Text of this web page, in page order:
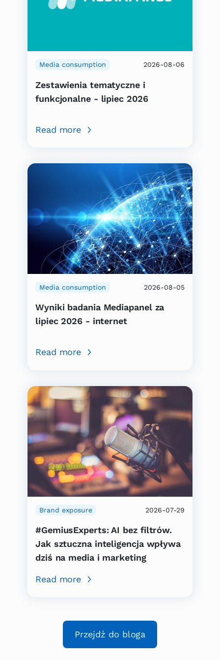
Media consumption 2026-08-06
Zestawienia tematyczne i
funkcjonalne - lipiec 2026
Read more
Media consumption 2026-08-05
Wyniki badania Mediapanel za
lipiec 2026 - internet
Read more
Brand exposure 2026-07-29
#GemiusExperts: AI bez filtrów.
Jak sztuczna inteligencja wpływa
dziś na media i marketing
Read more
Przejdź do bloga